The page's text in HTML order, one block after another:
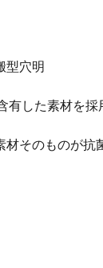
型穴明
有した素材を採
そのものが抗